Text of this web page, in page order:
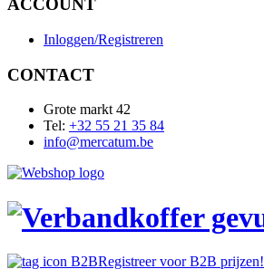
ACCOUNT
Inloggen/Registreren
CONTACT
Grote markt 42
Tel: +32 55 21 35 84
info@mercatum.be
Registreer voor B2B prijzen!